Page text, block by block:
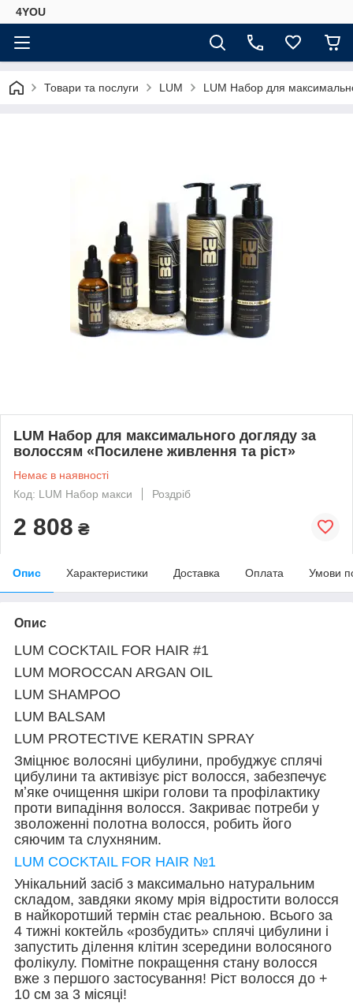
4YOU
Товари та послуги LUM LUM Набор для
LUM Набор для максимального догляду за
волоссям «Посилене живлення та ріст»
Немає в наявності
Код: LUM Набор макси
Роздріб
2 808 ₴
Опис Характеристики Доставка Оплата Умови
Опис
LUM COCKTAIL FOR HAIR #1
LUM MOROCCAN ARGAN OIL
LUM SHAMPOO
LUM BALSAM
LUM PROTECTIVE KERATIN SPRAY
Зміцнює волосяні цибулини, пробуджує сплячі
цибулини та активізує ріст волосся, забезпечує
мʼяке очищення шкіри голови та профілактику
проти випадіння волосся. Закриває потреби у
зволоженні полотна волосся, робить його
сяючим та слухняним.
LUM COCKTAIL FOR HAIR №1
Унікальний засіб з максимально натуральним
складом, завдяки якому мрія відростити волосся
в найкоротший термін стає реальною. Всього за
4 тижні коктейль «розбудить» сплячі цибулини і
запустить ділення клітин зсередини волосяного
фолікулу. Помітне покращення стану волосся
вже з першого застосування! Ріст волосся до +
10 см за 3 місяці!